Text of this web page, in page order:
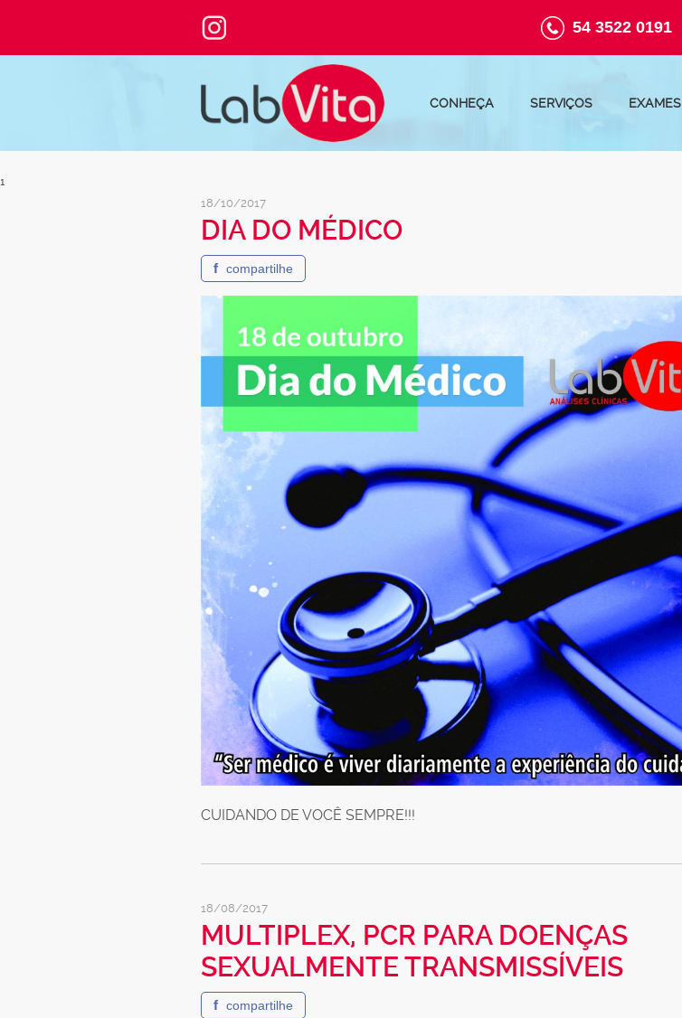
54 3522 0191
CONHEÇA SERVIÇOS EXAMES
1
18/10/2017
DIA DO MÉDICO
f compartilhe
CUIDANDO DE VOCÊ SEMPRE!!!
18/08/2017
MULTIPLEX, PCR PARA DOENÇAS
SEXUALMENTE TRANSMISSÍVEIS
f compartilhe